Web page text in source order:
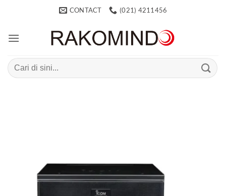
CONTACT (021) 4211456
Search
for: